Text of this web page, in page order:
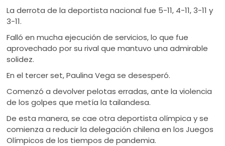
La derrota de la deportista nacional fue 5-11, 4-11, 3-11 y
3-11.
Falló en mucha ejecución de servicios, lo que fue
aprovechado por su rival que mantuvo una admirable
solidez.
En el tercer set, Paulina Vega se desesperó.
Comenzó a devolver pelotas erradas, ante la violencia
de los golpes que metía la tailandesa.
De esta manera, se cae otra deportista olímpica y se
comienza a reducir la delegación chilena en los Juegos
Olímpicos de los tiempos de pandemia.